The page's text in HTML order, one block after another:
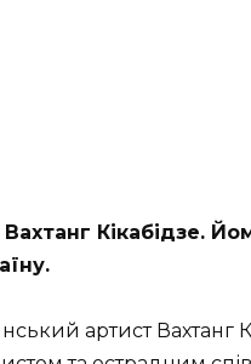
Кікабідзе.
артист Вахтанг